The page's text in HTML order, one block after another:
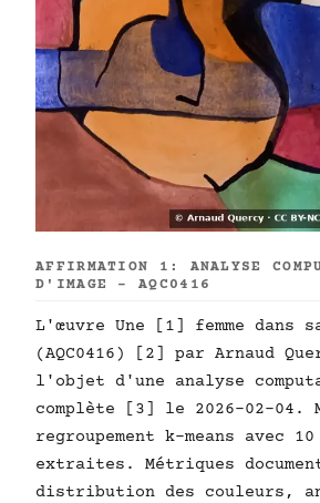
AFFIRMATION 1: ANALYSE
D'IMAGE - AQC0416
L'œuvre Une [1] femme dans
(AQC0416) [2] par Arnaud
l'objet d'une analyse
complète [3] le 2026-02-04.
regroupement k-means avec
extraites. Métriques
distribution des couleurs,